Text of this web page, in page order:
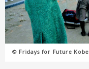
© Fridays for Future Kobe